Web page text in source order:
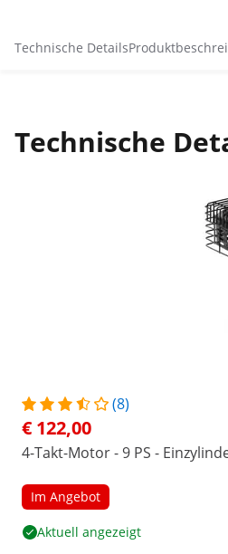
Technische Details
Technische
(8)
€ 122,00
4-Takt-Motor - 9 PS -
Im Angebot
Aktuell angezeigt